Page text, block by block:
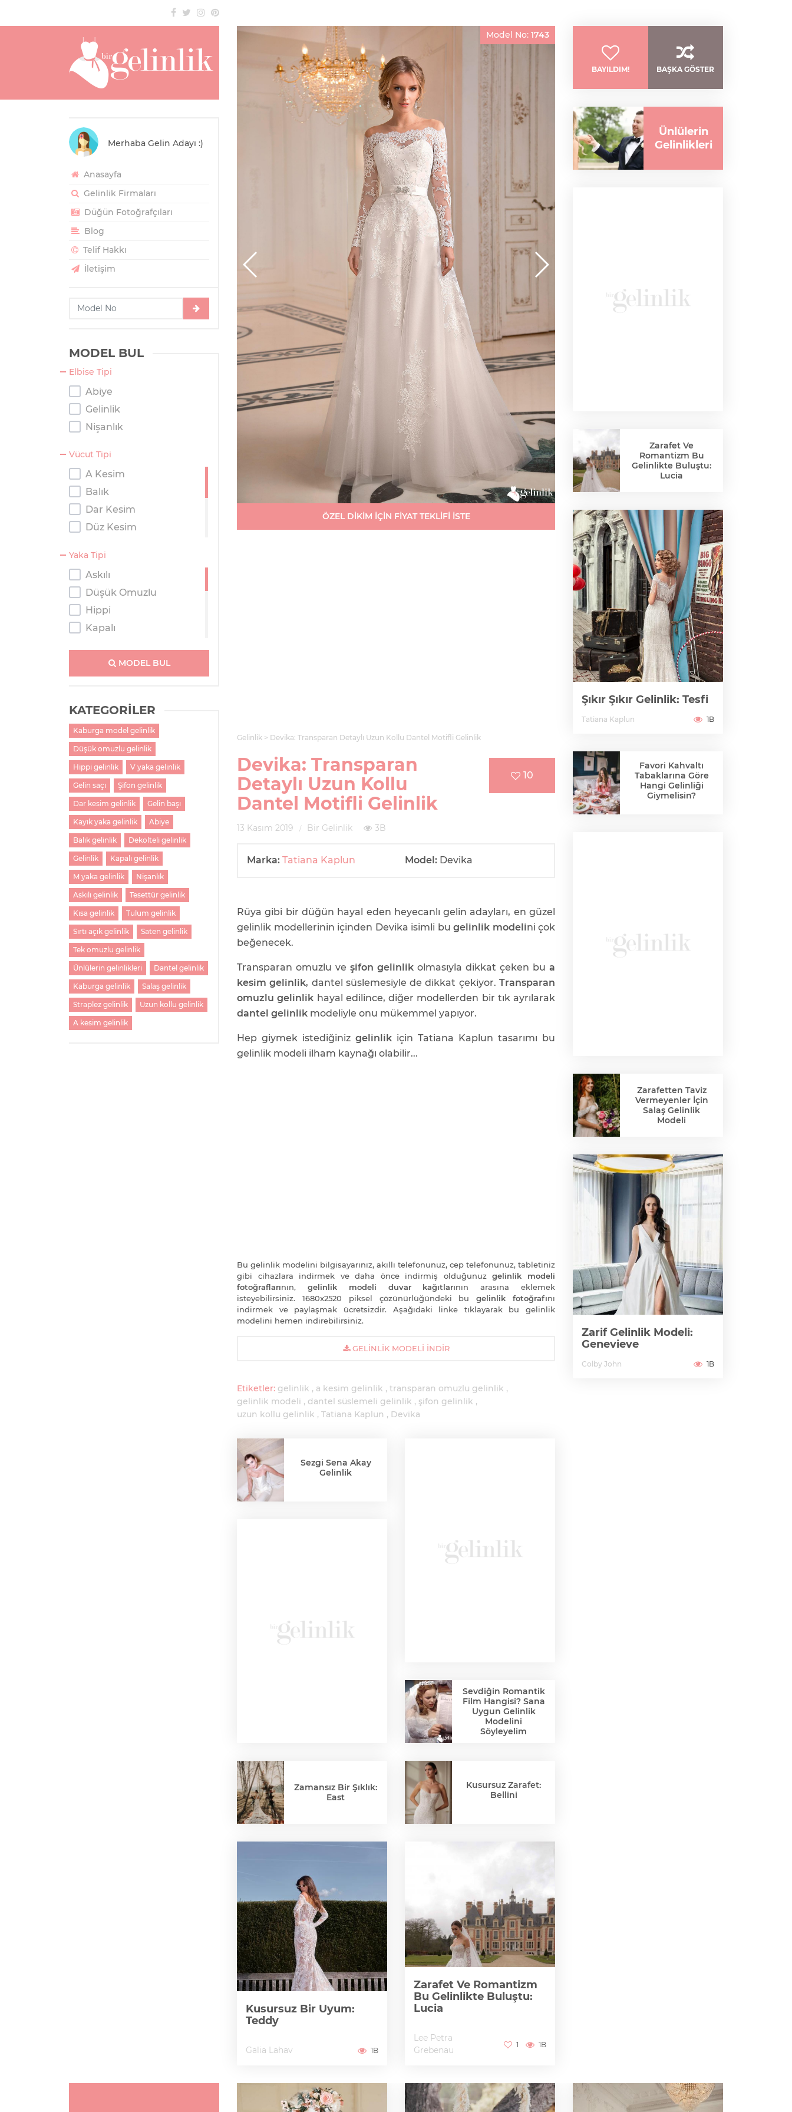
Merhaba Gelin Adayı :)
Anasayfa
Gelinlik Firmaları
Düğün Fotoğrafçıları
Blog
Telif Hakkı
İletişim
MODEL BUL
Elbise Tipi
Abiye
Gelinlik
Nişanlık
Vücut Tipi
A Kesim
Balık
Dar Kesim
Düz Kesim
Kısa
Prenses
Salaş
Tulum
Yaka Tipi
Askılı
Düşük Omuzlu
Hippi
Kapalı
Kolsuz
M Yaka
Tek Omuzlu
Tesettür
Transparan Omuzlu
V Yaka
MODEL BUL
KATEGORİLER
Kaburga model gelinlik
Düşük omuzlu gelinlik
Hippi gelinlik V yaka gelinlik
Gelin saçı Şifon gelinlik
Dar kesim gelinlik Gelin başı
Kayık yaka gelinlik Abiye
Balık gelinlik Dekolteli gelinlik
Gelinlik Kapalı gelinlik
M yaka gelinlik Nişanlık
Askılı gelinlik Tesettür gelinlik
Kısa gelinlik Tulum gelinlik
Sırtı açık gelinlik Saten gelinlik
Tek omuzlu gelinlik
Ünlülerin gelinlikleri Dantel gelinlik
Kaburga gelinlik Salaş gelinlik
Straplez gelinlik Uzun kollu gelinlik
A kesim gelinlik
Model No: 1743
ÖZEL DİKİM İÇİN FİYAT TEKLİFİ İSTE
Gelinlik Devika: Transparan Detaylı Uzun Kollu Dantel Motifli Gelinlik
Devika: Transparan
Detaylı Uzun Kollu
Dantel Motifli Gelinlik
10
13 Kasım 2019 Bir Gelinlik 3B
Marka: Tatiana Kaplun Model: Devika
Rüya gibi bir düğün hayal eden heyecanlı gelin adayları, en güzel
gelinlik modellerinin içinden Devika isimli bu gelinlik modelini çok
beğenecek.
Transparan omuzlu ve şifon gelinlik olmasıyla dikkat çeken bu a
kesim gelinlik, dantel süslemesiyle de dikkat çekiyor.Transparan
omuzlu gelinlik hayal edilince, diğer modellerden bir tık ayrılarak
dantel gelinlik modeliyle onu mükemmel yapıyor.
Hep giymek istediğiniz gelinlik için Tatiana Kaplun tasarımı bu
gelinlik modeli ilham kaynağı olabilir...
Bu gelinlik modelini bilgisayarınız, akıllı telefonunuz, cep telefonunuz, tabletiniz
gibi cihazlara indirmek ve daha önce indirmiş olduğunuzgelinlik modeli
fotoğraflarının, gelinlik modeli duvar kağıtlarının arasına eklemek
isteyebilirsiniz. 1680x2520 piksel çözünürlüğündeki bugelinlik fotoğrafını
indirmek ve paylaşmak ücretsizdir. Aşağıdaki linke tıklayarak bu gelinlik
modelini hemen indirebilirsiniz.
GELINLIK MODELI İNDIR
Etiketler: gelinlik a kesim gelinlik
transparan omuzlu gelinlik
gelinlik modeli
dantel süslemeli gelinlik
şifon gelinlik
uzun kollu gelinlik
Tatiana Kaplun Devika
Sezgi Sena Akay
Gelinlik
Zamansız Bir Şıklık:
East
Kusursuz Bir Uyum:
Teddy
Galia Lahav 1B
Sevdiğin Romantik
Film Hangisi? Sana
Uygun Gelinlik
Modelini
Söyleyelim
Kusursuz Zarafet:
Bellini
Zarafet Ve Romantizm
Bu Gelinlikte Buluştu:
Lucia
Lee Petra
Grebenau
1 1B
BAYILDIM! BAŞKA GÖSTER
Ünlülerin
Gelinlikleri
Zarafet Ve
Romantizm Bu
Gelinlikte Buluştu:
Lucia
Şıkır Şıkır Gelinlik: Tesfi
Tatiana Kaplun 1B
Favori Kahvaltı
Tabaklarına Göre
Hangi Gelinliği
Giymelisin?
Zarafetten Taviz
Vermeyenler İçin
Salaş Gelinlik
Modeli
Zarif Gelinlik Modeli:
Genevieve
Colby John 1B